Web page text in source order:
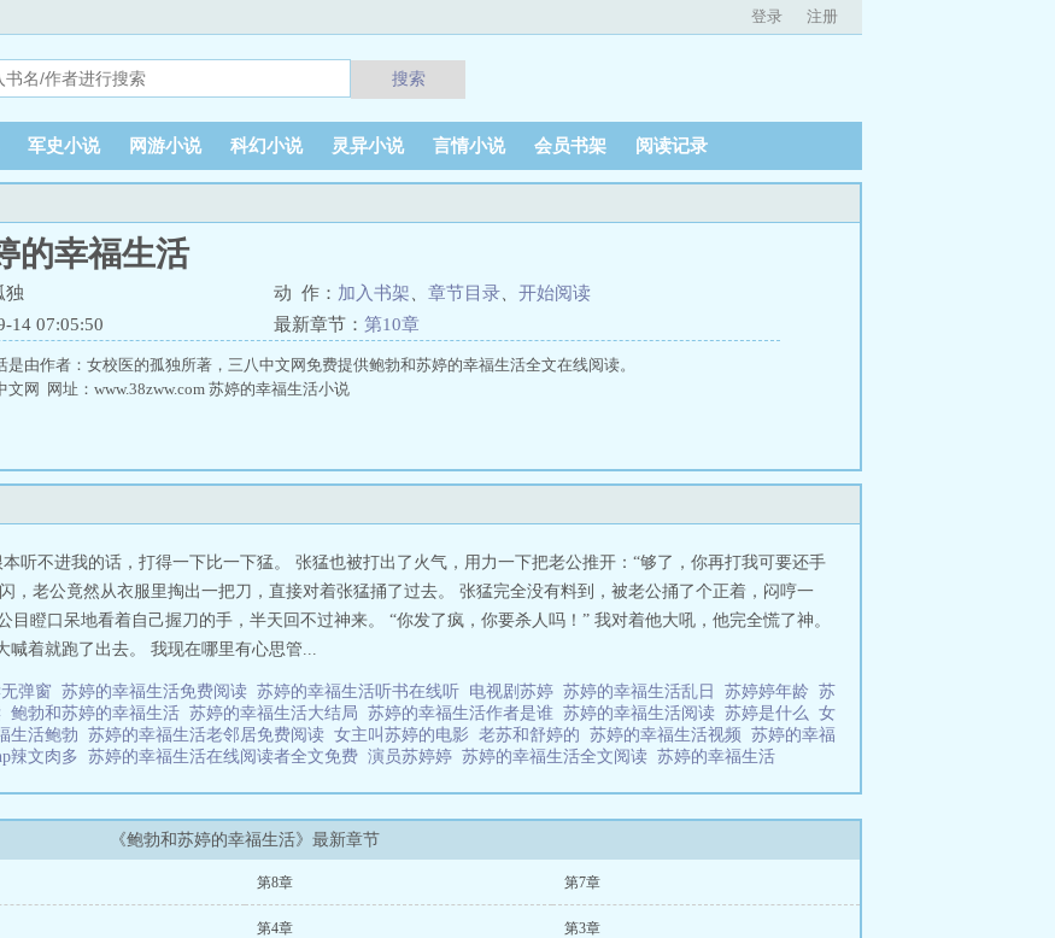
登录 注册
搜索
军史小说 网游小说 科幻小说 灵异小说 言情小说 会员书架 阅读记录
的幸福生活
独 动 作： 加入书架 章节目录
开始阅读
14 07:05:50
最新章节： 第10章
是由作者：女校医的孤独所著，三八中文网免费提供鲍勃和苏婷的幸福生活全文在线阅读。
网 网址：www.38zww.com 苏婷的幸福生活小说
听不进我的话，打得一下比一下猛。 张猛也被打出了火气，用力一下把老公推开：“够了，你再打我可要还手
，老公竟然从衣服里掏出一把刀，直接对着张猛捅了过去。 张猛完全没有料到，被老公捅了个正着，闷哼一
瞪口呆地看着自己握刀的手，半天回不过神来。 “你发了疯，你要杀人吗！” 我对着他大吼，他完全慌了神。
喊着就跑了出去。 我现在哪里有心思管...
弹窗 苏婷的幸福生活免费阅读 苏婷的幸福生活听书在线听 电视剧苏婷 苏婷的幸福生活乱日 苏婷婷年龄 苏
鲍勃和苏婷的幸福生活 苏婷的幸福生活大结局 苏婷的幸福生活作者是谁 苏婷的幸福生活阅读 苏婷是什么 女
生活鲍勃 苏婷的幸福生活老邻居免费阅读 女主叫苏婷的电影 老苏和舒婷的 苏婷的幸福生活视频 苏婷的幸福
辣文肉多 苏婷的幸福生活在线阅读者全文免费 演员苏婷婷 苏婷的幸福生活全文阅读 苏婷的幸福生活
《鲍勃和苏婷的幸福生活》最新章节
第8章 第7章
第4章 第3章